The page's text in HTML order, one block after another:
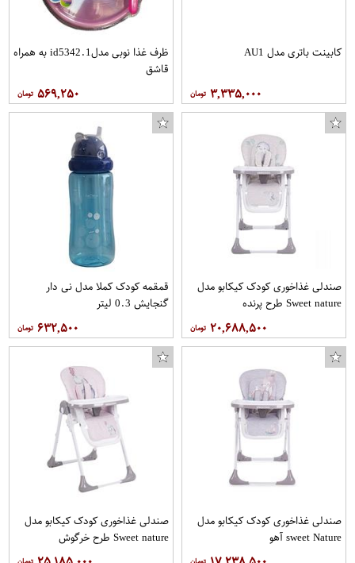
کابینت باتری مدل AU1
۳,۳۳۵,۰۰۰
ظرف غذا نوبی مدلid5342.1 به همراه
قاشق
۵۶۹,۲۵۰
صندلی غذاخوری کودک کیکابو مدل
Sweet nature طرح پرنده
۲۰,۶۸۸,۵۰۰
قمقمه کودک کملا مدل نی دار
گنجایش 0.3 لیتر
۶۳۲,۵۰۰
صندلی غذاخوری کودک کیکابو مدل
sweet Nature آهو
صندلی غذاخوری کودک کیکابو مدل
Sweet nature طرح خرگوش